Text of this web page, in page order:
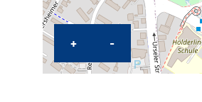
+ZOOM IN MAP
-ZOOM OUT